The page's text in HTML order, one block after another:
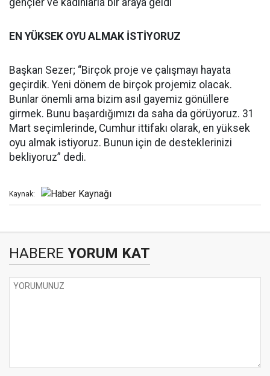
gençler ve kadınlarla bir araya geldi
EN YÜKSEK OYU ALMAK İSTİYORUZ
Başkan Sezer; “Birçok proje ve çalışmayı hayata
geçirdik. Yeni dönem de birçok projemiz olacak.
Bunlar önemli ama bizim asıl gayemiz gönüllere
girmek. Bunu başardığımızı da saha da görüyoruz. 31
Mart seçimlerinde, Cumhur ittifakı olarak, en yüksek
oyu almak istiyoruz. Bunun için de desteklerinizi
bekliyoruz” dedi.
Kaynak:
HABERE YORUM KAT